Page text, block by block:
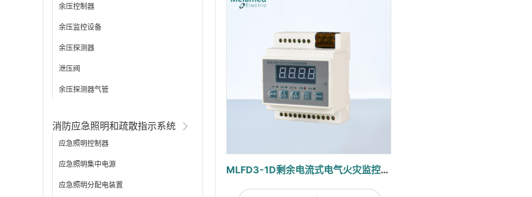
余压控制器
余压监控设备
余压探测器
泄压阀
余压探测器气管
消防应急照明和疏散指示系统
应急照明控制器
应急照明集中电源
应急照明分配电装置
MLFD3-1D剩余电流式电气火灾监控探测器（分体式数码型）